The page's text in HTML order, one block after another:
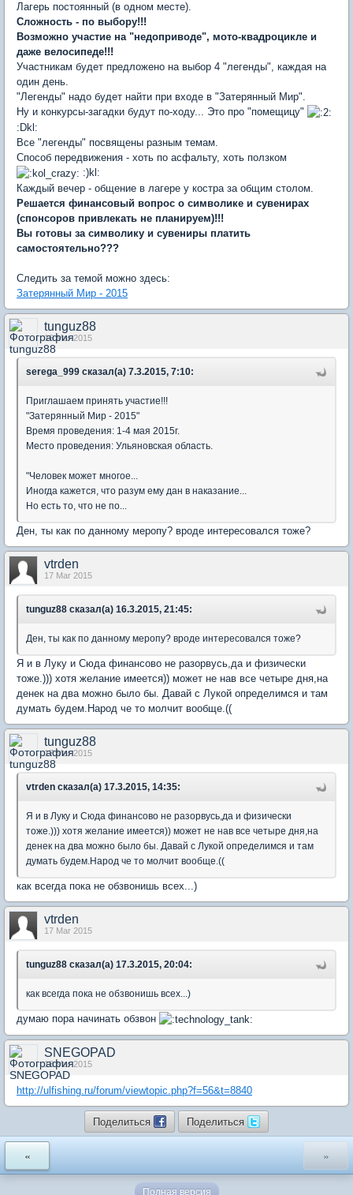
Лагерь постоянный (в одном месте).
Сложность - по выбору!!!
Возможно участие на "недоприводе", мото-квадроцикле и
даже велосипеде!!!
Участникам будет предложено на выбор 4 "легенды", каждая на
один день.
"Легенды" надо будет найти при входе в "Затерянный Мир".
Ну и конкурсы-загадки будут по-ходу... Это про "помещицу"
:Dkl:
Все "легенды" посвящены разным темам.
Способ передвижения - хоть по асфальту, хоть ползком
:)kl:
Каждый вечер - общение в лагере у костра за общим столом.
Решается финансовый вопрос о символике и сувенирах
(спонсоров привлекать не планируем)!!!
Вы готовы за символику и сувениры платить
самостоятельно???
Следить за темой можно здесь:
Затерянный Мир - 2015
tunguz88
16 Mar 2015
serega_999 сказал(а) 7.3.2015, 7:10:
Приглашаем принять участие!!!
"Затерянный Мир - 2015"
Время проведения: 1-4 мая 2015г.
Место проведения: Ульяновская область.
"Человек может многое...
Иногда кажется, что разум ему дан в наказание...
Но есть то, что не по...
Ден, ты как по данному меропу? вроде интересовался тоже?
vtrden
17 Mar 2015
tunguz88 сказал(а) 16.3.2015, 21:45:
Ден, ты как по данному меропу? вроде интересовался тоже?
Я и в Луку и Сюда финансово не разорвусь,да и физически
тоже.))) хотя желание имеется)) может не нав все четыре дня,на
денек на два можно было бы. Давай с Лукой определимся и там
думать будем.Народ че то молчит вообще.((
tunguz88
17 Mar 2015
vtrden сказал(а) 17.3.2015, 14:35:
Я и в Луку и Сюда финансово не разорвусь,да и физически
тоже.))) хотя желание имеется)) может не нав все четыре дня,на
денек на два можно было бы. Давай с Лукой определимся и там
думать будем.Народ че то молчит вообще.((
как всегда пока не обзвонишь всех...)
vtrden
17 Mar 2015
tunguz88 сказал(а) 17.3.2015, 20:04:
как всегда пока не обзвонишь всех...)
думаю пора начинать обзвон
SNEGOPAD
18 Mar 2015
http://ulfishing.ru/forum/viewtopic.php?f=56&t=8840
Поделиться Поделиться
« »
Полная версия